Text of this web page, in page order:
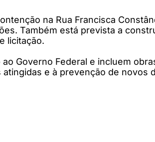
na Rua Francisca
Também está prevista a
licitação.
Governo Federal e incluem
e à prevenção de novos